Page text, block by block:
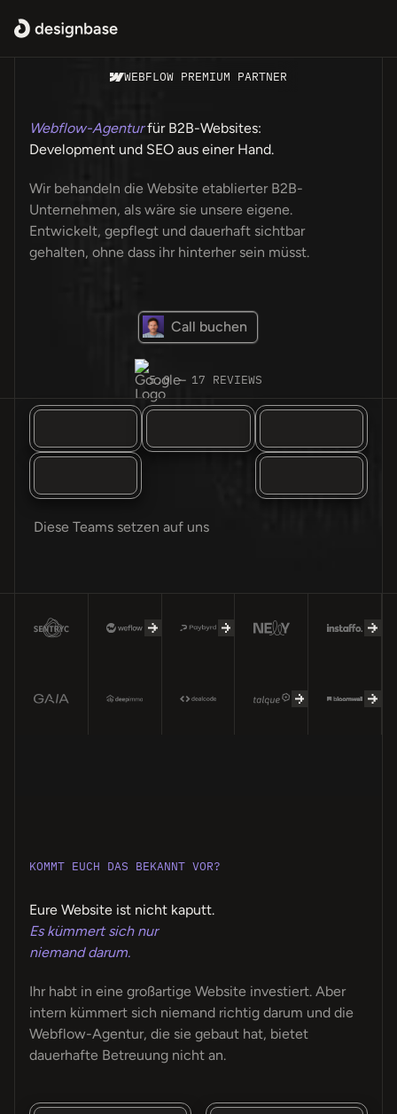
WEBFLOW PREMIUM PARTNER
Webflow-Agenturfür B2B-Websites:
Development und SEO aus einer Hand.
Wir behandeln die Website etablierter B2B-
Unternehmen, als wäre sie unsere eigene.
Entwickelt, gepflegt und dauerhaft sichtbar
gehalten, ohne dass ihr hinterher sein müsst.
Call buchen
5.0 · 17 REVIEWS
Diese Teams setzen auf uns
KOMMT EUCH DAS BEKANNT VOR?
Eure Website ist nicht kaputt.
Es kümmert sich nur
niemand darum.
Ihr habt in eine großartige Website investiert. Aber
intern kümmert sich niemand richtig darum und die
Webflow-Agentur, die sie gebaut hat, bietet
dauerhafte Betreuung nicht an.